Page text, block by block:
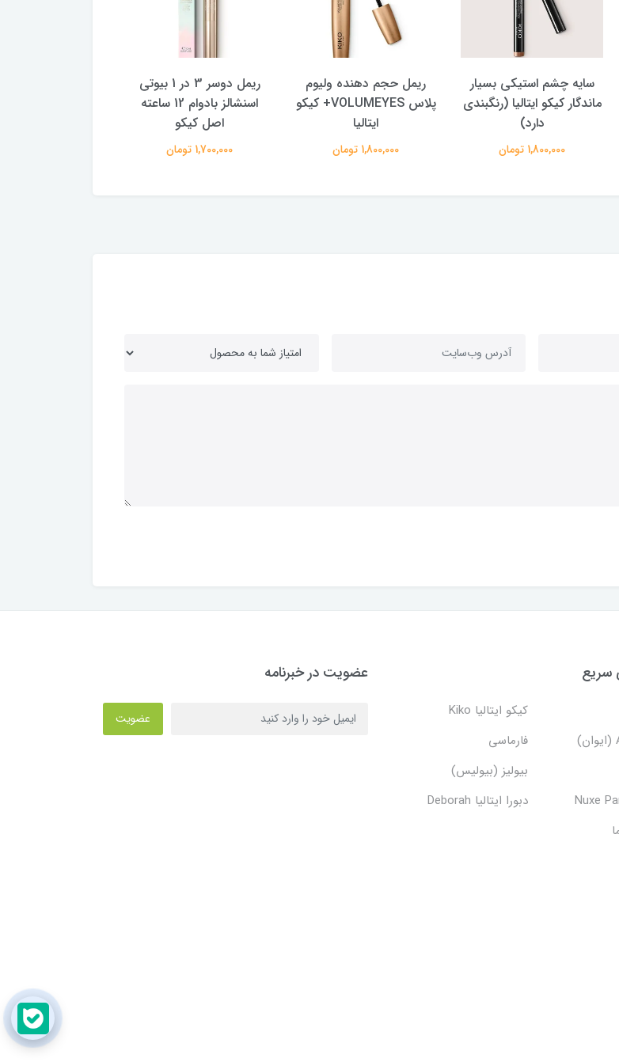
سایه چشم استیکی بسیار
ماندگار کیکو ایتالیا (رنگبندی
دارد)
1,800,000 تومان
ریمل حجم دهنده ولیوم
پلاس VOLUMEYES+ کیکو
ایتالیا
1,800,000 تومان
ریمل دوسر 3 در 1 بیوتی
اسنشالز بادوام 12 ساعته
اصل کیکو
1,700,000 تومان
سریع
کیکو ایتالیا Kiko
فارماسی
بیولیز (بیولیس)
دبورا ایتالیا Deborah
عضویت در خبرنامه
عضویت